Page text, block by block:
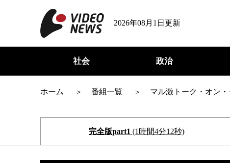
2026年08月1日更新
社会 政治
ホーム 番組一覧 マル激トーク・オン
完全版part1 (1時間4分12秒)